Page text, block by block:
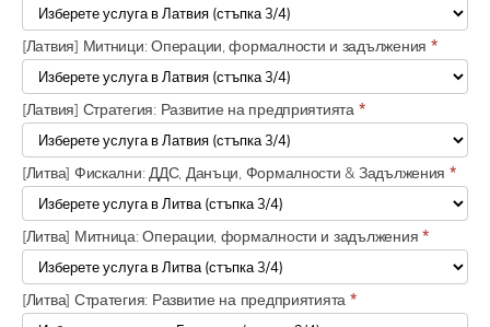
[Латвия] Митници: Операции, формалности и задължения *
[Латвия] Стратегия: Развитие на предприятията *
[Литва] Фискални: ДДС, Данъци, Формалности & Задължения *
[Литва] Митница: Операции, формалности и задължения *
[Литва] Стратегия: Развитие на предприятията *